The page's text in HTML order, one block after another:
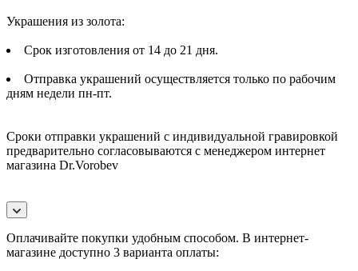
Украшения из золота:
Срок изготовления от 14 до 21 дня.
Отправка украшений осуществляется только по рабочим
дням недели пн-пт.
Сроки отправки украшений с индивидуальной гравировкой
предварительно согласовываются с менеджером интернет
магазина Dr.Vorobev
Оплачивайте покупки удобным способом. В интернет-
магазине доступно 3 варианта оплаты: